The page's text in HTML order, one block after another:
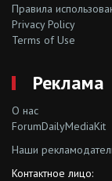
Правила
Privacy Policy
Terms of Use
Реклама
О нас
ForumDailyMediaKit
Наши
Контактное лицо: